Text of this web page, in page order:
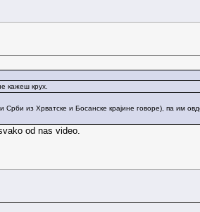
кажеш крух.
из Хрватске и Босанске крајине говоре), па им
od nas video.